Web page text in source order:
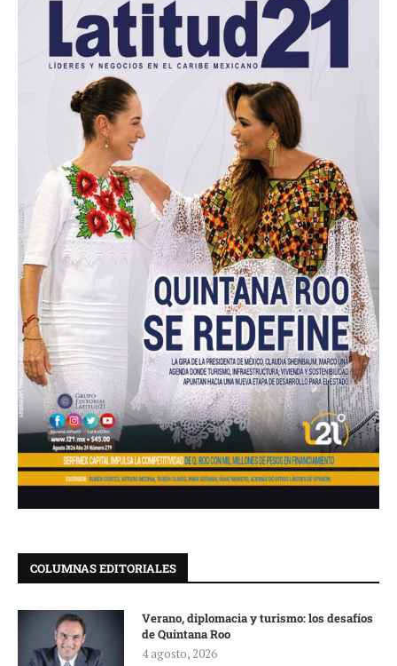
COLUMNAS EDITORIALES
Verano, diplomacia y turismo: los desafíos
de Quintana Roo
4 agosto, 2026